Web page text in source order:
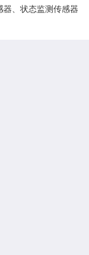
、状态监测传感器